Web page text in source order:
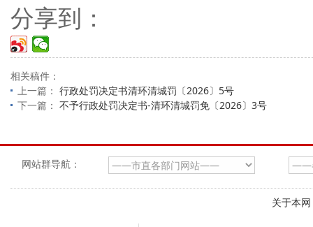
分享到：
相关稿件：
上一篇： 行政处罚决定书清环清城罚〔2026〕5号
下一篇： 不予行政处罚决定书-清环清城罚免〔2026〕3号
网站群导航：
关于本网